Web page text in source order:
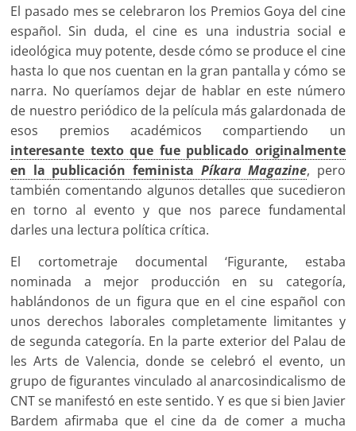
El pasado mes se celebraron los Premios Goya del cine
español. Sin duda, el cine es una industria social e
ideológica muy potente, desde cómo se produce el cine
hasta lo que nos cuentan en la gran pantalla y cómo se
narra. No queríamos dejar de hablar en este número
de nuestro periódico de la película más galardonada de
esos premios académicos compartiendo un
interesante texto que fue publicado originalmente
en la publicación feminista Píkara Magazine, pero
también comentando algunos detalles que sucedieron
en torno al evento y que nos parece fundamental
darles una lectura política crítica.
El cortometraje documental ‘Figurante, estaba
nominada a mejor producción en su categoría,
hablándonos de un figura que en el cine español con
unos derechos laborales completamente limitantes y
de segunda categoría. En la parte exterior del Palau de
les Arts de Valencia, donde se celebró el evento, un
grupo de figurantes vinculado al anarcosindicalismo de
CNT se manifestó en este sentido. Y es que si bien Javier
Bardem afirmaba que el cine da de comer a mucha